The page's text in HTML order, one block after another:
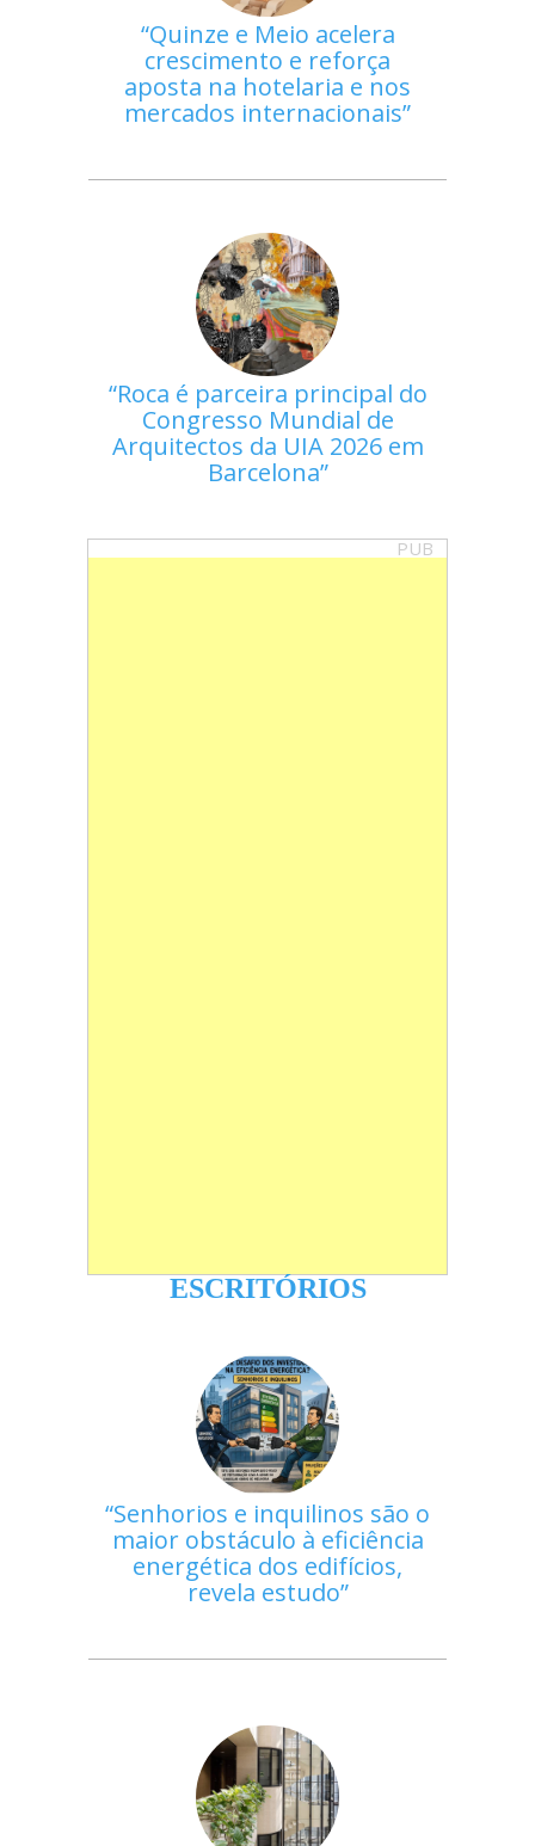
Quinze e Meio acelera
crescimento e reforça
aposta na hotelaria e nos
mercados internacionais
Roca é parceira principal do
Congresso Mundial de
Arquitectos da UIA 2026 em
Barcelona
PUB
ESCRITÓRIOS
Senhorios e inquilinos são o
maior obstáculo à eficiência
energética dos edifícios,
revela estudo